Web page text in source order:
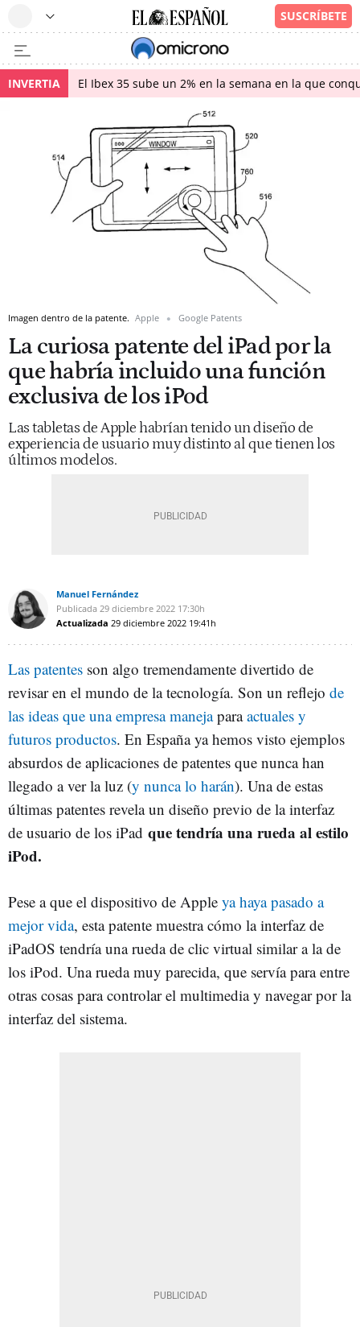
INVERTIA El Ibex 35 sube un 2% en la semana en la que
Imagen dentro de la patente. Apple Google Patents
La curiosa patente del iPad por la
que habría incluido una función
exclusiva de los iPod
Las tabletas de Apple habrían tenido un diseño de
experiencia de usuario muy distinto al que tienen los
últimos modelos.
Manuel Fernández
Publicada 29 diciembre 2022 17:30h
Actualizada 29 diciembre 2022 19:41h
Las patentes son algo tremendamente divertido de
revisar en el mundo de la tecnología. Son un reflejo de
las ideas que una empresa manejaparaactuales y
futuros productos. En España ya hemos visto ejemplos
absurdos de aplicaciones de patentes que nunca han
llegado a ver la luz (y nunca lo harán). Una de estas
últimas patentes revela un diseño previo de la interfaz
de usuario de los iPad que tendría una rueda al estilo
iPod.
Pese a que el dispositivo de Apple ya haya pasado a
mejor vida, esta patente muestra cómo la interfaz de
iPadOS tendría una rueda de clic virtual similar a la de
los iPod. Una rueda muy parecida, que servía para entre
otras cosas para controlar el multimedia y navegar por la
interfaz del sistema.